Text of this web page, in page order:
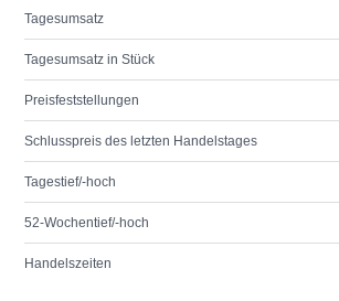
Tagesumsatz
Tagesumsatz in Stück
Preisfeststellungen
Schlusspreis des letzten Handelstages
Tagestief/-hoch
52-Wochentief/-hoch
Handelszeiten